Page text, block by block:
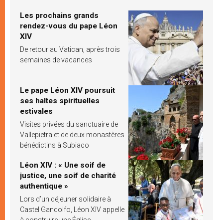
Les prochains grands
rendez-vous du pape Léon
XIV
De retour au Vatican, après trois
semaines de vacances
Le pape Léon XIV poursuit
ses haltes spirituelles
estivales
Visites privées du sanctuaire de
Vallepietra et de deux monastères
bénédictins à Subiaco
Léon XIV : « Une soif de
justice, une soif de charité
authentique »
Lors d’un déjeuner solidaire à
Castel Gandolfo, Léon XIV appelle